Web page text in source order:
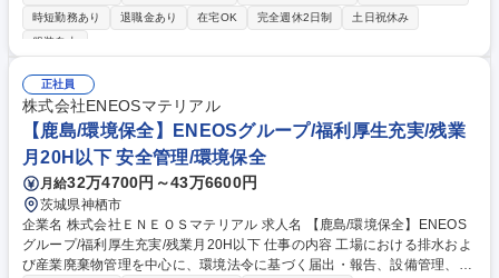
認し、問題がないかをチェックする業務 ※いわゆるSOC（Security Oper
ation Center：セキュリティ監視センター）業務にあたります。 ※業務内
【2399】【障がい者採用/茨城】情報セキュリティ担当
時短勤務あり
退職金あり 在宅OK 完全週休2日制
土日祝休み
服装自由
正社員
株式会社ENEOSマテリアル
【鹿島/環境保全】ENEOSグループ/福利厚生充実/残業
月20H以下 安全管理/環境保全
月給32万4700円～43万6600円
茨城県神栖市
企業名 株式会社ＥＮＥＯＳマテリアル 求人名 【鹿島/環境保全】ENEOS
グループ/福利厚生充実/残業月20H以下 仕事の内容 工場における排水およ
び産業廃棄物管理を中心に、環境法令に基づく届出・報告、設備管理、行